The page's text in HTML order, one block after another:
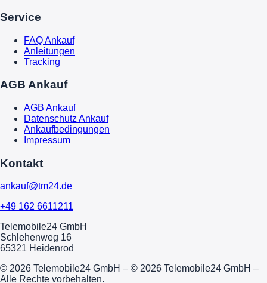
Service
FAQ Ankauf
Anleitungen
Tracking
AGB Ankauf
AGB Ankauf
Datenschutz Ankauf
Ankaufbedingungen
Impressum
Kontakt
ankauf@tm24.de
+49 162 6611211
Telemobile24 GmbH
Schlehenweg 16
65321 Heidenrod
© 2026 Telemobile24 GmbH – © 2026 Telemobile24 GmbH –
Alle Rechte vorbehalten.